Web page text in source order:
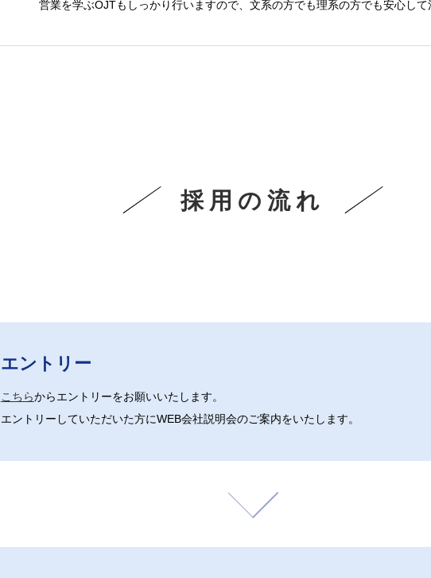
営業を学ぶOJTもしっかり行いますので、文系の方でも理系の方でも安心して
採用の流れ
エントリー
こちらからエントリーをお願いいたします。
エントリーしていただいた方にWEB会社説明会のご案内をいたします。